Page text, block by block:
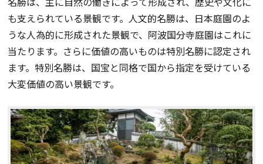
も支えられている景観です。人文的名勝は、日本庭園のよ
うな人為的に形成された景観で、阿波国分寺庭園はこれに
当たります。さらに価値の高いものは特別名勝に認定され
ます。特別名勝は、国宝と同格で国から指定を受けている
大変価値の高い景観です。